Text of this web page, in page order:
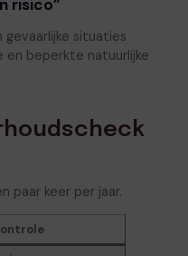
risico”
gevaarlijke situaties
en beperkte natuurlijke
paar keer per jaar.